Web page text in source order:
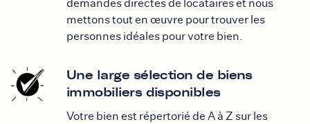
demandes directes de locataires et nous
mettons tout en œuvre pour trouver les
personnes idéales pour votre bien.
Une large sélection de biens
immobiliers disponibles
Votre bien est répertorié de A à Z sur les